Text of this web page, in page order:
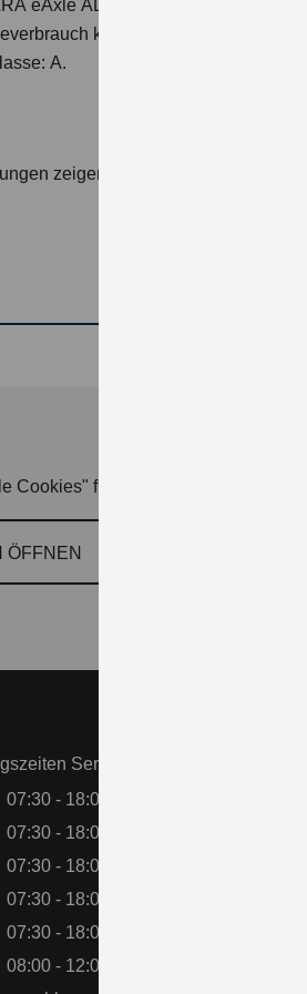
eAxle ALLGRIP-e Comfort+ (61
kombiniert: 16,6 kWh/100
A.
zeigen Sonderausstattungen.
Cookies" freischalten.
ÖFFNEN
Service:
07:30 - 18:00
07:30 - 18:00
07:30 - 18:00
07:30 - 18:00
07:30 - 18:00
08:00 - 12:00